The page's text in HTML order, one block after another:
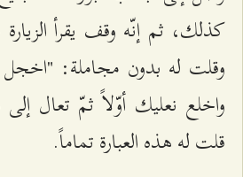
كذلك، ثم إنّه وقف يقرأ
وقلت له بدون مجاملة:
واخلع نعليك أوّلاً ثمّ تعال
قلت له هذه العبارة تماماً.